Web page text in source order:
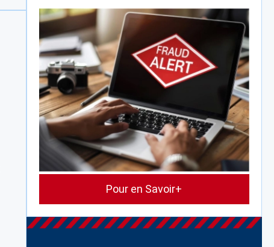
Pour en Savoir+